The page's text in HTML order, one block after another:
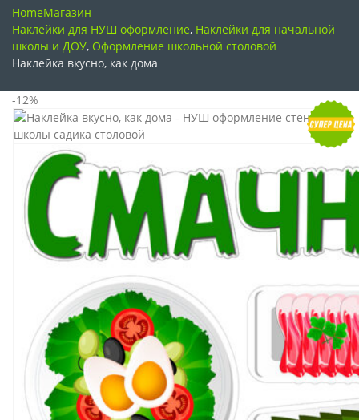
HomeМагазин
Наклейки для НУШ оформление, Наклейки для начальной
школы и ДОУ, Оформление школьной столовой
Наклейка вкусно, как дома
-12%